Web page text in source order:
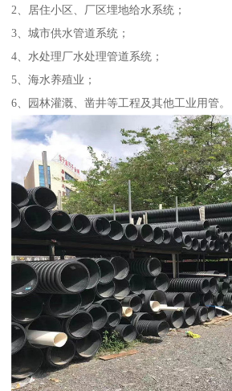
2、居住小区、厂区埋地给水系统；
3、城市供水管道系统；
4、水处理厂水处理管道系统；
5、海水养殖业；
6、园林灌溉、凿井等工程及其他工业用管。